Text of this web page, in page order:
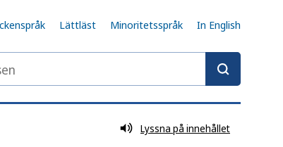
Lättläst Minoritetsspråk In English
Lyssna på innehållet